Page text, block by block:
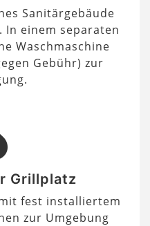
Sanitärgebäude
In einem separaten
Waschmaschine
Gebühr) zur
Grillplatz
fest installiertem
zur Umgebung